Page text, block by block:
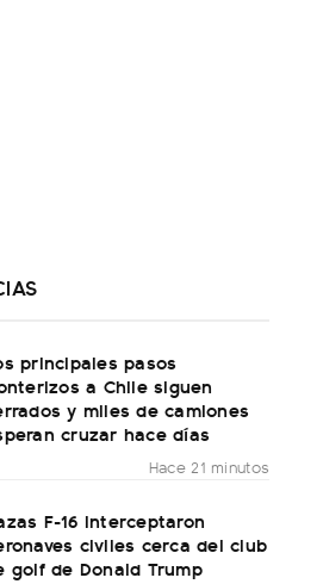
principales pasos
a Chile siguen
y miles de camiones
cruzar hace días
Hace 21 minutos
F-16 interceptaron
civiles cerca del club
golf de Donald Trump